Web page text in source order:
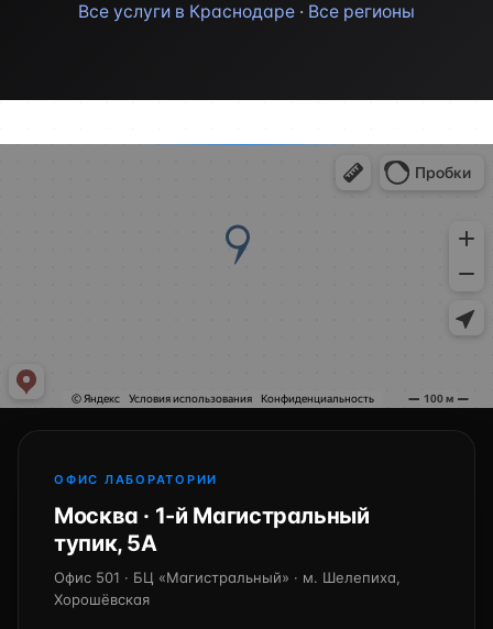
Все услуги в Краснодаре · Все регионы
ОФИС ЛАБОРАТОРИИ
Москва · 1-й Магистральный
тупик, 5А
Офис 501 · БЦ «Магистральный» · м. Шелепиха,
Хорошёвская